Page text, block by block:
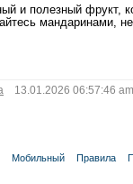
и полезный фрукт,
мандаринами,
13.01.2026 06:57:46 am
Мобильный Правила